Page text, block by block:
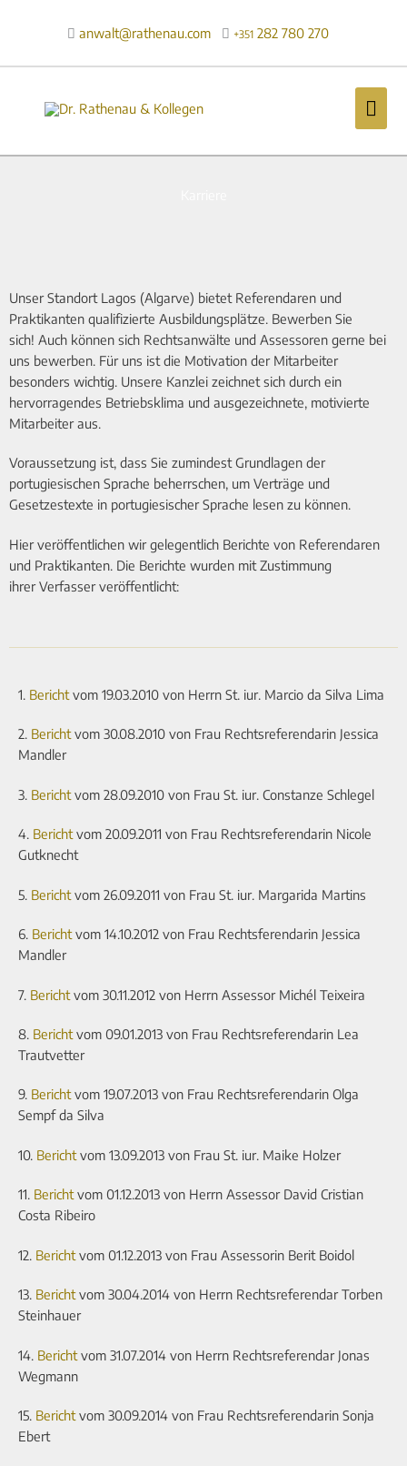
 anwalt@rathenau.com +351 282 780 270
Unser Standort Lagos (Algarve) bietet Referendaren und
Praktikanten qualifizierte Ausbildungsplätze. Bewerben Sie
sich! Auch können sich Rechtsanwälte und Assessoren gerne bei
uns bewerben. Für uns ist die Motivation der Mitarbeiter
besonders wichtig. Unsere Kanzlei zeichnet sich durch ein
hervorragendes Betriebsklima und ausgezeichnete, motivierte
Mitarbeiter aus.
Voraussetzung ist, dass Sie zumindest Grundlagen der
portugiesischen Sprache beherrschen, um Verträge und
Gesetzestexte in portugiesischer Sprache lesen zu können.
Hier veröffentlichen wir gelegentlich Berichte von Referendaren
und Praktikanten. Die Berichte wurden mit Zustimmung
ihrer Verfasser veröffentlicht:
1. Berichtvom 19.03.2010 von Herrn St. iur. Marcio da Silva Lima
2. Berichtvom 30.08.2010 von Frau Rechtsreferendarin Jessica
Mandler
3. Berichtvom 28.09.2010 von Frau St. iur. Constanze Schlegel
4. Berichtvom 20.09.2011 von Frau Rechtsreferendarin Nicole
Gutknecht
5. Berichtvom 26.09.2011 von Frau St. iur. Margarida Martins
6. Berichtvom 14.10.2012 von Frau Rechtsferendarin Jessica
Mandler
7. Berichtvom 30.11.2012 von Herrn Assessor Michél Teixeira
8. Berichtvom 09.01.2013 von Frau Rechtsreferendarin Lea
Trautvetter
9. Berichtvom 19.07.2013 von Frau Rechtsreferendarin Olga
Sempf da Silva
10. Berichtvom 13.09.2013 von Frau St. iur. Maike Holzer
11. Berichtvom 01.12.2013 von Herrn Assessor David Cristian
Costa Ribeiro
12. Berichtvom 01.12.2013 von Frau Assessorin Berit Boidol
13. Berichtvom 30.04.2014 von Herrn Rechtsreferendar Torben
Steinhauer
14. Berichtvom 31.07.2014 von Herrn Rechtsreferendar Jonas
Wegmann
15. Berichtvom 30.09.2014 von Frau Rechtsreferendarin Sonja
Ebert